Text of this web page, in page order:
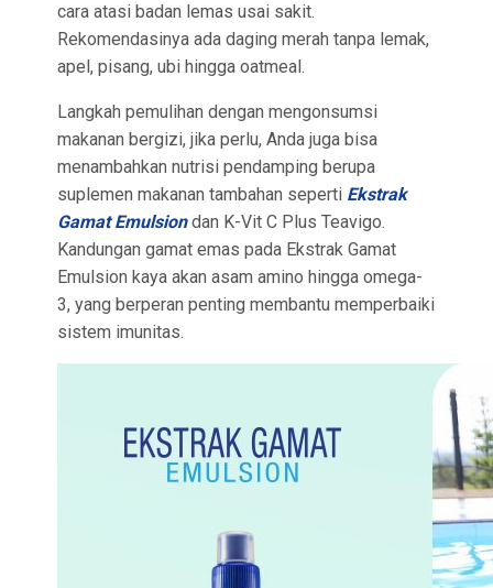
cara atasi badan lemas usai sakit.
Rekomendasinya ada daging merah tanpa lemak,
apel, pisang, ubi hingga oatmeal.
Langkah pemulihan dengan mengonsumsi
makanan bergizi, jika perlu, Anda juga bisa
menambahkan nutrisi pendamping berupa
suplemen makanan tambahan seperti Ekstrak
Gamat Emulsiondan K-Vit C Plus Teavigo.
Kandungan gamat emas pada Ekstrak Gamat
Emulsion kaya akan asam amino hingga omega-
3, yang berperan penting membantu memperbaiki
sistem imunitas.